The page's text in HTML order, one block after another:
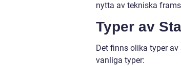
nytta av tekniska
Typer av
Det finns olika typer
vanliga typer: